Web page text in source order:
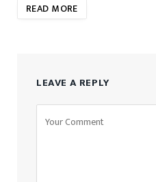
READ MORE
LEAVE A REPLY